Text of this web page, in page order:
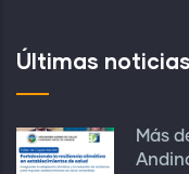
Últimas noticias
Más